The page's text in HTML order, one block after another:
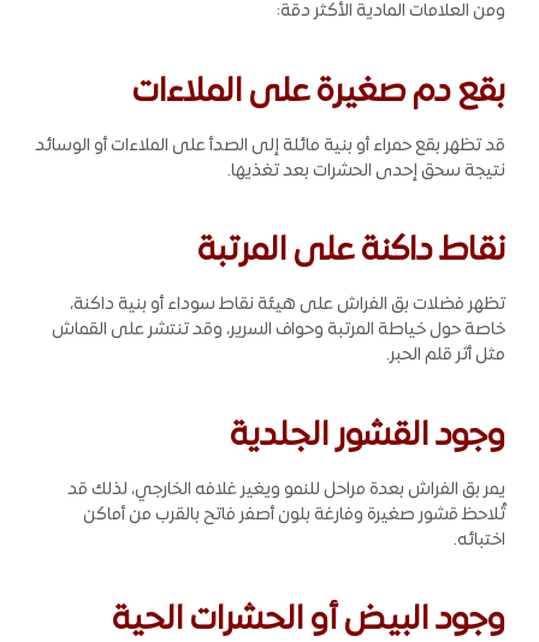
ومن العلامات المادية الأكثر دقة:
بقع دم صغيرة على الملاءات
قد تظهر بقع حمراء أو بنية مائلة إلى الصدأ على الملاءات أو الوسائد
نتيجة سحق إحدى الحشرات بعد تغذيها.
نقاط داكنة على المرتبة
تظهر فضلات بق الفراش على هيئة نقاط سوداء أو بنية داكنة،
خاصة حول خياطة المرتبة وحواف السرير، وقد تنتشر على القماش
مثل أثر قلم الحبر.
وجود القشور الجلدية
يمر بق الفراش بعدة مراحل للنمو ويغير غلافه الخارجي، لذلك قد
تُلاحظ قشور صغيرة وفارغة بلون أصفر فاتح بالقرب من أماكن
اختبائه.
وجود البيض أو الحشرات الحية